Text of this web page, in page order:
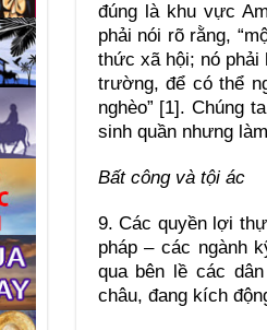
đúng là khu vực
phải nói rõ rằng,
thức xã hội; nó phải
trường, để có thể
nghèo” [1]. Chúng
sinh quần nhưng
Bất công và tội ác
9. Các quyền lợi
pháp – các ngành
qua bên lề các
châu, đang kích